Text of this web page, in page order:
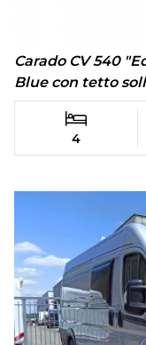
Carado CV 540
Blue con tetto
4